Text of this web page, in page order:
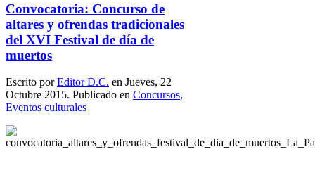
Convocatoria: Concurso de
altares y ofrendas tradicionales
del XVI Festival de día de
muertos
Escrito porEditor D.C. en Jueves, 22
Octubre 2015. Publicado en Concursos,
Eventos culturales